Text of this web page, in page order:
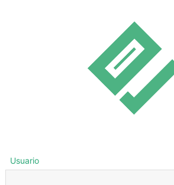
Usuario